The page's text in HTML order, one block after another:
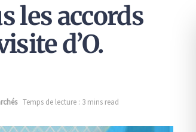
les accords
d’O.
Temps de lecture : 3 mins read